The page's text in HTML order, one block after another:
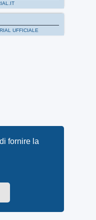
fornire la
UFFICIALE